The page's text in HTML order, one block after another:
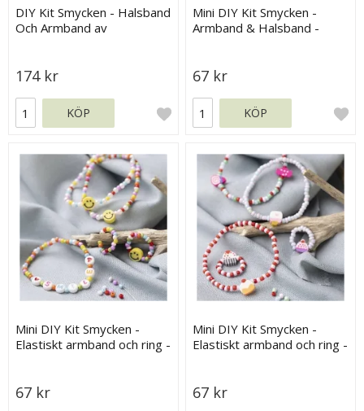
DIY Kit Smycken - Halsband
Och Armband av
174 kr
KÖP
Mini DIY Kit Smycken -
Armband & Halsband -
67 kr
KÖP
Mini DIY Kit Smycken -
Elastiskt armband och ring -
67 kr
Mini DIY Kit Smycken -
Elastiskt armband och ring -
67 kr